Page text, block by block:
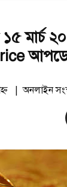
মার্চ
অনলাইন